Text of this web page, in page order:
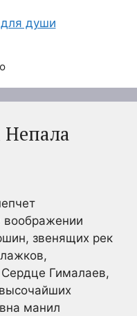
воображении
звенящих рек
Гималаев,
манил